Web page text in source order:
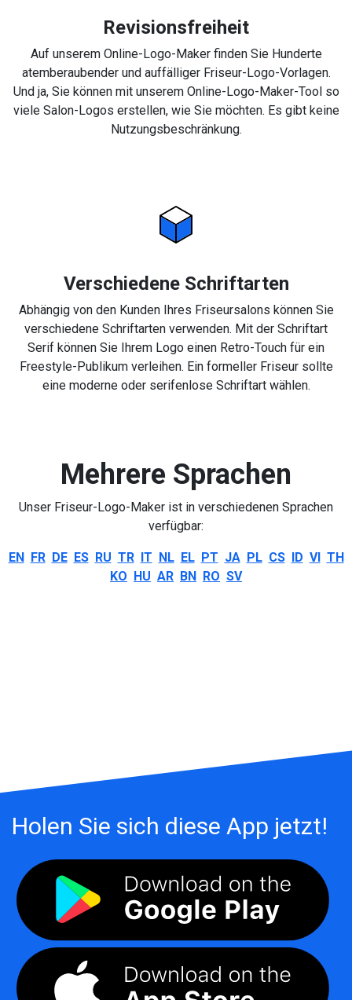
Revisionsfreiheit
Auf unserem Online-Logo-Maker finden Sie Hunderte
atemberaubender und auffälliger Friseur-Logo-Vorlagen.
Und ja, Sie können mit unserem Online-Logo-Maker-Tool so
viele Salon-Logos erstellen, wie Sie möchten. Es gibt keine
Nutzungsbeschränkung.
Verschiedene Schriftarten
Abhängig von den Kunden Ihres Friseursalons können Sie
verschiedene Schriftarten verwenden. Mit der Schriftart
Serif können Sie Ihrem Logo einen Retro-Touch für ein
Freestyle-Publikum verleihen. Ein formeller Friseur sollte
eine moderne oder serifenlose Schriftart wählen.
Mehrere Sprachen
Unser Friseur-Logo-Maker ist in verschiedenen Sprachen
verfügbar:
EN FR DE ES RU TR IT NL EL PT JA PL CS ID VI TH
KO HU AR BN RO SV
Holen Sie sich diese App jetzt!